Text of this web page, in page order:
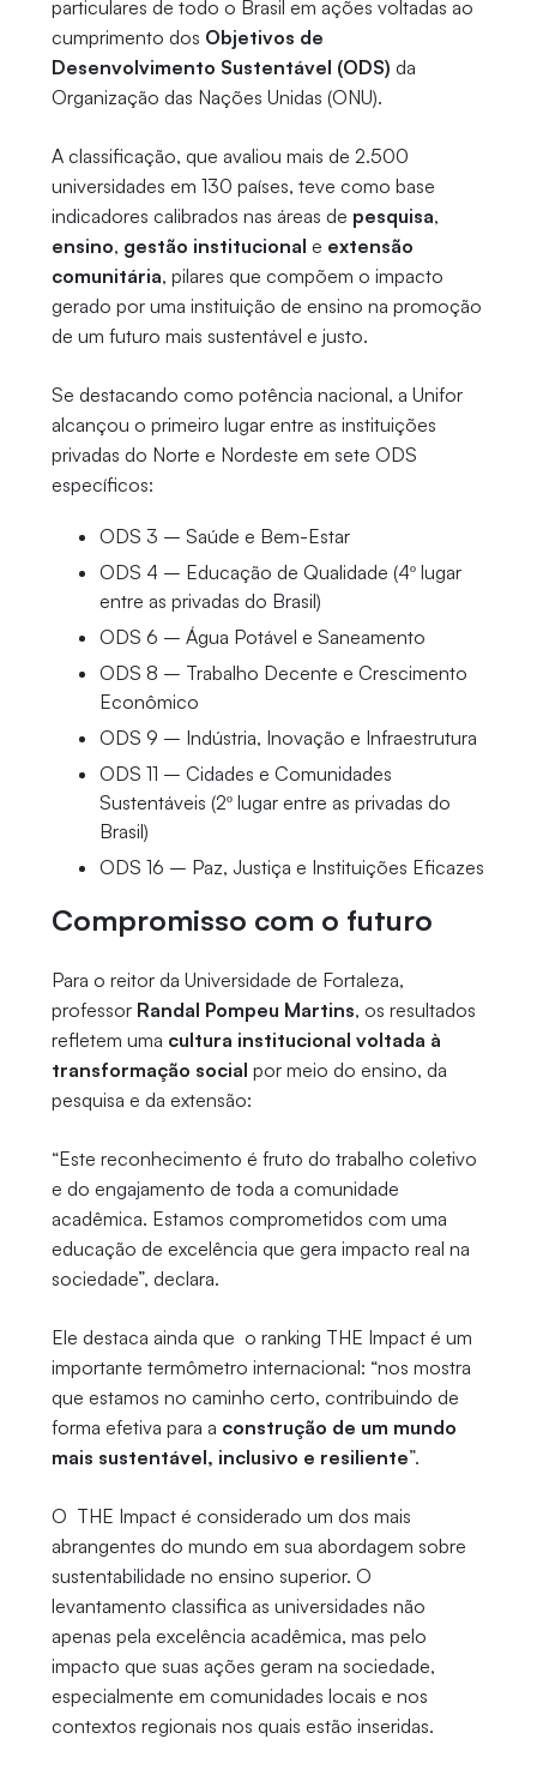
particulares de todo o Brasil em ações voltadas ao
cumprimento dos Objetivos de
Desenvolvimento Sustentável (ODS) da
Organização das Nações Unidas (ONU).
A classificação, que avaliou mais de 2.500
universidades em 130 países, teve como base
indicadores calibrados nas áreas de pesquisa,
ensino, gestão institucional e extensão
comunitária, pilares que compõem o impacto
gerado por uma instituição de ensino na promoção
de um futuro mais sustentável e justo.
Se destacando como potência nacional, a Unifor
alcançou o primeiro lugar entre as instituições
privadas do Norte e Nordeste em sete ODS
específicos:
ODS 3 – Saúde e Bem-Estar
ODS 4 – Educação de Qualidade (4º lugar
entre as privadas do Brasil)
ODS 6 – Água Potável e Saneamento
ODS 8 – Trabalho Decente e Crescimento
Econômico
ODS 9 – Indústria, Inovação e Infraestrutura
ODS 11 – Cidades e Comunidades
Sustentáveis (2º lugar entre as privadas do
Brasil)
ODS 16 – Paz, Justiça e Instituições Eficazes
Compromisso com o futuro
Para o reitor da Universidade de Fortaleza,
professor Randal Pompeu Martins, os resultados
refletem uma cultura institucional voltada à
transformação social por meio do ensino, da
pesquisa e da extensão:
“Este reconhecimento é fruto do trabalho coletivo
e do engajamento de toda a comunidade
acadêmica. Estamos comprometidos com uma
educação de excelência que gera impacto real na
sociedade”, declara.
Ele destaca ainda que o ranking THE Impact é um
importante termômetro internacional: “nos mostra
que estamos no caminho certo, contribuindo de
forma efetiva para a construção de um mundo
mais sustentável, inclusivo e resiliente”.
O THE Impact é considerado um dos mais
abrangentes do mundo em sua abordagem sobre
sustentabilidade no ensino superior. O
levantamento classifica as universidades não
apenas pela excelência acadêmica, mas pelo
impacto que suas ações geram na sociedade,
especialmente em comunidades locais e nos
contextos regionais nos quais estão inseridas.